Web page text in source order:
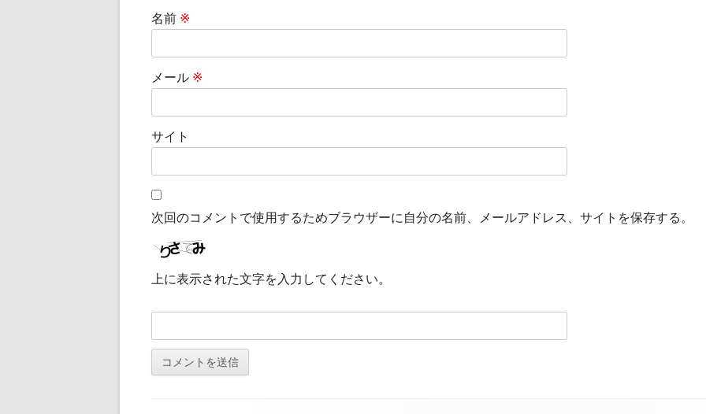
名前 ※
メール ※
サイト
次回のコメントで使用するためブラウザーに自分の名前、メールアドレス、サイトを保存する。
上に表示された文字を入力してください。